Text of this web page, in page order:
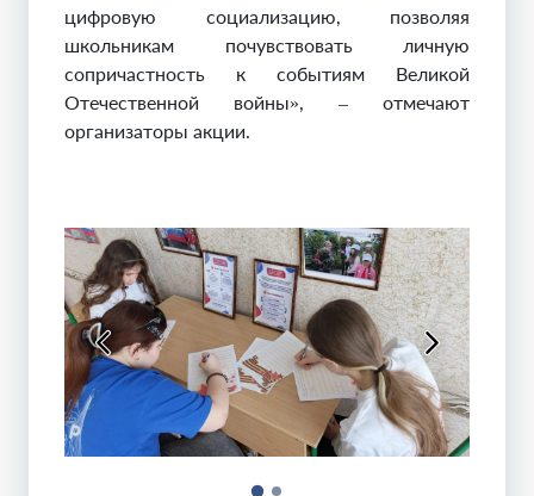
цифровую социализацию, позволяя
школьникам почувствовать личную
сопричастность к событиям Великой
Отечественной войны», – отмечают
организаторы акции.